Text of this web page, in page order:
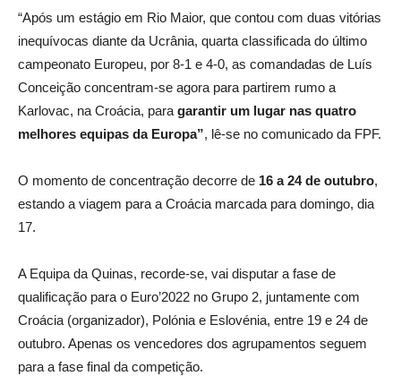
“Após um estágio em Rio Maior, que contou com duas vitórias
inequívocas diante da Ucrânia, quarta classificada do último
campeonato Europeu, por 8-1 e 4-0, as comandadas de Luís
Conceição concentram-se agora para partirem rumo a
Karlovac, na Croácia, para garantir um lugar nas quatro
melhores equipas da Europa”, lê-se no comunicado da FPF.
O momento de concentração decorre de 16 a 24 de outubro,
estando a viagem para a Croácia marcada para domingo, dia
17.
A Equipa da Quinas, recorde-se, vai disputar a fase de
qualificação para o Euro’2022 no Grupo 2, juntamente com
Croácia (organizador), Polónia e Eslovénia, entre 19 e 24 de
outubro. Apenas os vencedores dos agrupamentos seguem
para a fase final da competição.